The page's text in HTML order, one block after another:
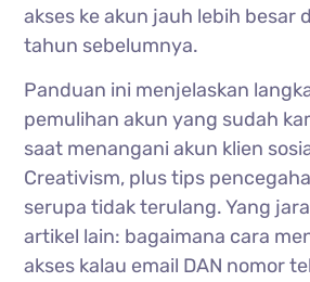
akses ke akun jauh lebih besar
tahun sebelumnya.
Panduan ini menjelaskan
pemulihan akun yang sudah
saat menangani akun klien
Creativism, plus tips
serupa tidak terulang. Yang
artikel lain: bagaimana cara
akses kalau email DAN nomor